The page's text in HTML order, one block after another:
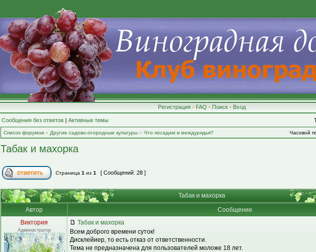
Регистрация • FAQ • Поиск • Вход
Сообщения без ответов | Активные темы
Список форумов » Другие садово-огородные культуры » Что посадим в междурядья? Часовой
Табак и махорка
Страница 1 из 1 [ Сообщений: 28 ]
Табак и махорка
Автор
Сообщение
Виктория
Администратор
Табак и махорка
Всем доброго времени суток!
Дисклейиер, то есть отказ от ответственности.
Тема не предназначена для пользователей моложе 18 лет.